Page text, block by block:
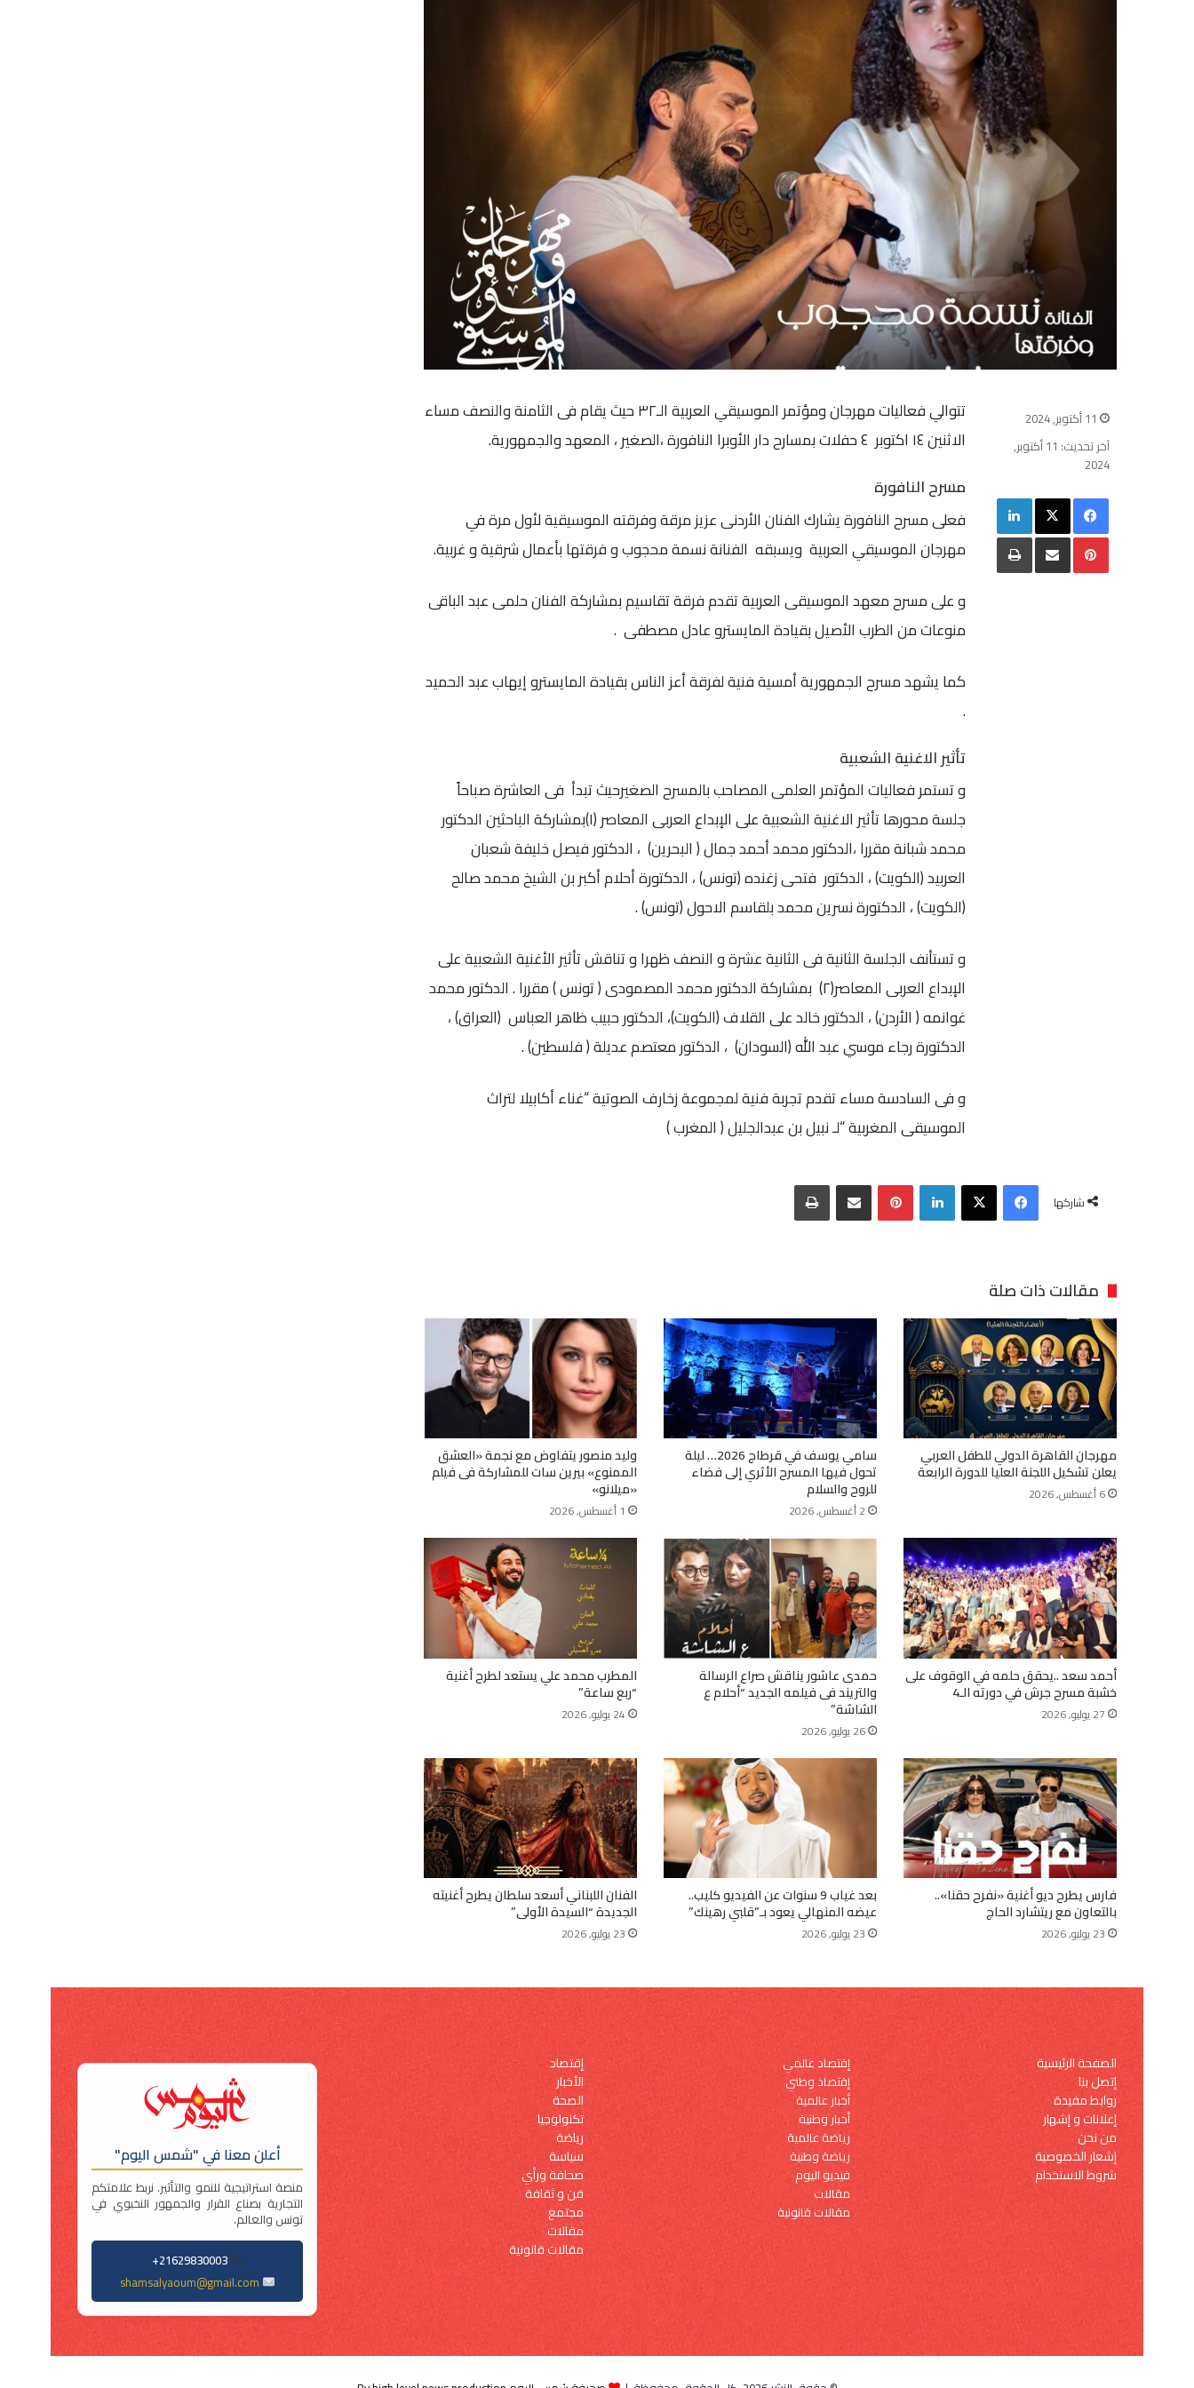
تتوالي فعاليات مهرجان ومؤتمر الموسيقي العربية الـ٣٢ حيث يقام فى الثامنة والنصف مساء
الاثنين ١٤ اكتوبر ٤ حفلات بمسارح دار الأوبرا النافورة ،الصغير ، المعهد والجمهورية.
مسرح النافورة
فعلى مسرح النافورة يشارك الفنان الأردنى عزيز مرقة وفرقته الموسيقية لأول مرة في
مهرجان الموسيقي العربية ويسبقه الفنانة نسمة محجوب و فرقتها بأعمال شرقية و غربية.
و على مسرح معهد الموسيقى العربية تقدم فرقة تقاسيم بمشاركة الفنان حلمى عبد الباقى
منوعات من الطرب الأصيل بقيادة المايسترو عادل مصطفى .
كما يشهد مسرح الجمهورية أمسية فنية لفرقة أعز الناس بقيادة المايسترو إيهاب عبد الحميد
.
تأثير الاغنية الشعبية
و تستمر فعاليات المؤتمر العلمى المصاحب بالمسرح الصغيرحيث تبدأ فى العاشرة صباحاً
جلسة محورها تأثير الاغنية الشعبية على الإبداع العربى المعاصر (١)بمشاركة الباحثين الدكتور
محمد شبانة مقررا ،الدكتور محمد أحمد جمال ( البحرين) ، الدكتور فيصل خليفة شعبان
العربيد (الكويت) ، الدكتور فتحى زغنده (تونس) ، الدكتورة أحلام أكبر بن الشيخ محمد صالح
(الكويت) ، الدكتورة نسرين محمد بلقاسم الاحول (تونس) .
و تستأنف الجلسة الثانية فى الثانية عشرة و النصف ظهرا و تناقش تأثير الأغنية الشعبية على
الإبداع العربى المعاصر(٢) بمشاركة الدكتور محمد المصمودى ( تونس ) مقررا . الدكتور محمد
غوانمه ( الأردن) ، الدكتور خالد على القلاف (الكويت)، الدكتور حبيب ظاهر العباس (العراق) ،
الدكتورة رجاء موسي عبد الله (السودان) ، الدكتور معتصم عديلة ( فلسطين) .
و فى السادسة مساء تقدم تجربة فنية لمجموعة زخارف الصوتية “غناء أكابيلا لتراث
الموسيقى المغربية “لـ نبيل بن عبدالجليل ( المغرب )
11 أكتوبر, 2024
آخر تحديث: 11 أكتوبر,
2024
فيسبوك‫X
لينكدإن
بينتيريستمشاركة عبر البريد طباعة
شاركها
فيسبوك‫X لينكدإن بينتيريستمشاركة عبر البريد طباعة
مقالات ذات صلة
مهرجان القاهرة الدولي للطفل العربي
يعلن تشكيل اللجنة العليا للدورة الرابعة
6 أغسطس, 2026
سامي يوسف في قرطاج 2026… ليلة
تحول فيها المسرح الأثري إلى فضاء
للروح والسلام
2 أغسطس, 2026
وليد منصور يتفاوض مع نجمة «العشق
الممنوع» بيرين سات للمشاركة فى فيلم
«ميلانو»
1 أغسطس, 2026
أحمد سعد ..يحقق حلمه في الوقوف على
خشبة مسرح جرش في دورته الـ4
27 يوليو, 2026
حمدى عاشور يناقش صراع الرسالة
والتريند فى فيلمه الجديد “أحلام ع
الشاشة”
26 يوليو, 2026
المطرب محمد علي يستعد لطرح أغنية
“ربع ساعة”
24 يوليو, 2026
فارس يطرح ديو أغنية «نفرح حقنا»..
بالتعاون مع ريتشارد الحاج
23 يوليو, 2026
بعد غياب 9 سنوات عن الفيديو كليب..
عيضه المنهالي يعود بـ”قلبي رهينك”
23 يوليو, 2026
الفنان اللبناني أسعد سلطان يطرح أغنيته
الجديدة “السيدة الأولى”
23 يوليو, 2026
الصفحة الرئيسية
إتصل بنا
روابط مفيدة
إعلانات و إشهار
من نحن
إشعار الخصوصية
شروط الاستخدام
إقتصاد عالمي
إقتصاد وطني
أخبار عالمية
أخبار وطنية
رياضة عالمية
رياضة وطنية
فيديو اليوم
مقالات
مقالات قانونية
إقتصاد
الأخبار
الصحة
تكنولوجيا
رياضة
سياسة
صحافة ورأي
فن و ثقافة
مجتمع
مقالات
مقالات قانونية
أعلن معنا في "شمس اليوم"
منصة استراتيجية للنمو والتأثير. نربط علامتكم
التجارية بصناع القرار والجمهور النخبوي في
تونس والعالم.
21629830003+
shamsalyaoum@gmail.com